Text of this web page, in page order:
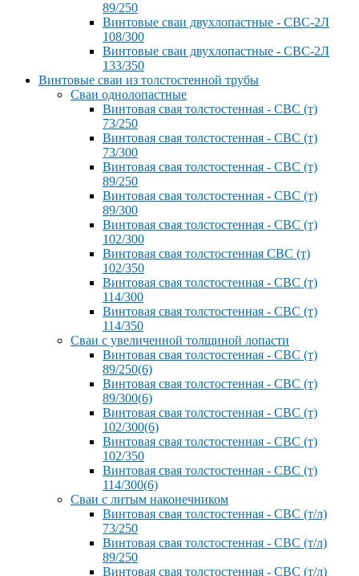
89/250
Винтовые сваи двухлопастные - СВС-2Л
108/300
Винтовые сваи двухлопастные - СВС-2Л
133/350
Винтовые сваи из толстостенной трубы
Сваи однолопастные
Винтовая свая толстостенная - СВС (т)
73/250
Винтовая свая толстостенная - СВС (т)
73/300
Винтовая свая толстостенная - СВС (т)
89/250
Винтовая свая толстостенная - СВС (т)
89/300
Винтовая свая толстостенная - СВС (т)
102/300
Винтовая свая толстостенная СВС (т)
102/350
Винтовая свая толстостенная - СВС (т)
114/300
Винтовая свая толстостенная - СВС (т)
114/350
Сваи с увеличенной толщиной лопасти
Винтовая свая толстостенная - СВС (т)
89/250(6)
Винтовая свая толстостенная - СВС (т)
89/300(6)
Винтовая свая толстостенная - СВС (т)
102/300(6)
Винтовая свая толстостенная - СВС (т)
102/350
Винтовая свая толстостенная - СВС (т)
114/300(6)
Сваи с литым наконечником
Винтовая свая толстостенная - СВС (т/л)
73/250
Винтовая свая толстостенная - СВС (т/л)
89/250
Винтовая свая толстостенная - СВС (т/л)